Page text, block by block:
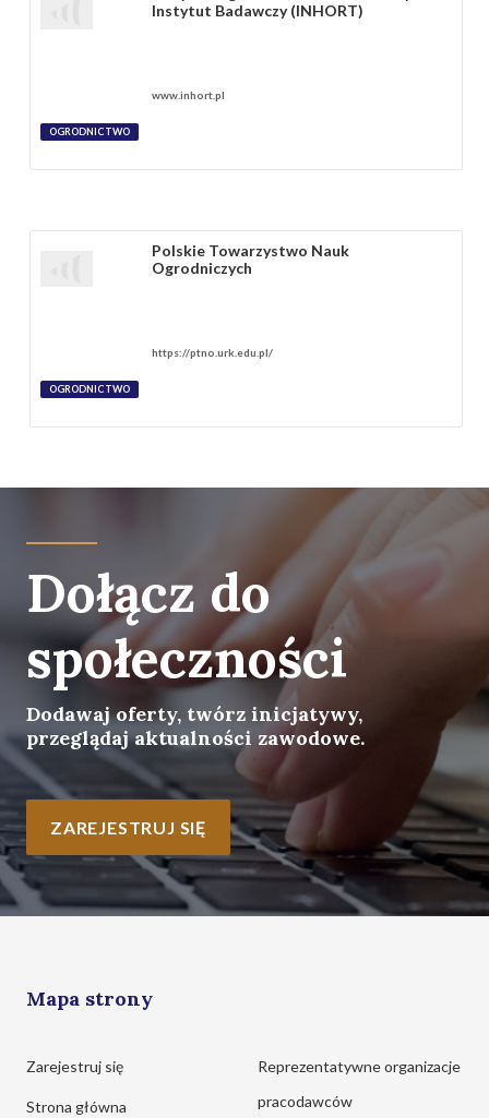
Instytut Badawczy (INHORT)
www.inhort.pl
OGRODNICTWO
Polskie Towarzystwo Nauk
Ogrodniczych
https://ptno.urk.edu.pl/
OGRODNICTWO
Dołącz do
społeczności
Dodawaj oferty, twórz inicjatywy,
przeglądaj aktualności zawodowe.
ZAREJESTRUJ SIĘ
Mapa strony
Zarejestruj się
Strona główna
Reprezentatywne organizacje
pracodawców